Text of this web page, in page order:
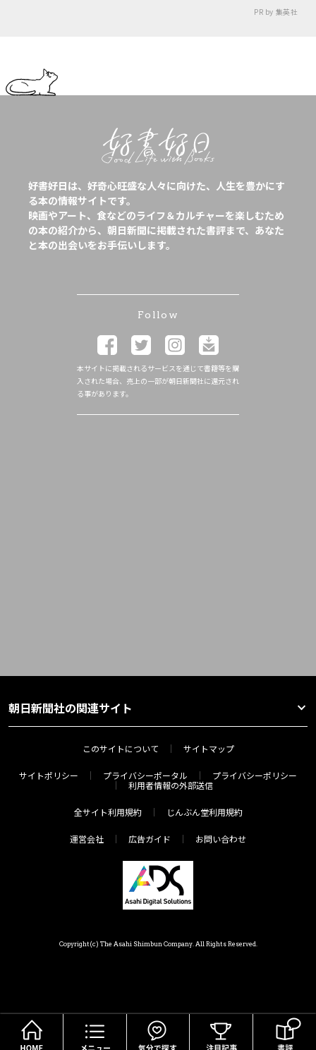
PR by 集英社
好書好日は、好奇心旺盛な人々に向けた、人生を豊かにす
る本の情報サイトです。
映画やアート、食などのライフ＆カルチャーを楽しむため
の本の紹介から、朝日新聞に掲載された書評まで、あなた
と本の出会いをお手伝いします。
Follow
本サイトに掲載されるサービスを通じて書籍等を購
入された場合、売上の一部が朝日新聞社に還元され
る事があります。
朝日新聞社の関連サイト
このサイトについて サイトマップ
サイトポリシー プライバシーポータル
プライバシーポリシー
利用者情報の外部送信
全サイト利用規約 じんぶん堂利用規約
運営会社 広告ガイド お問い合わせ
Copyright(c) The Asahi Shimbun Company. All Rights Reserved.